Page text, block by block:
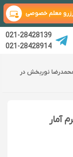
معلم خصوصی
021-28428139
021-28428914
محمدرضا نوربخش در
آمار